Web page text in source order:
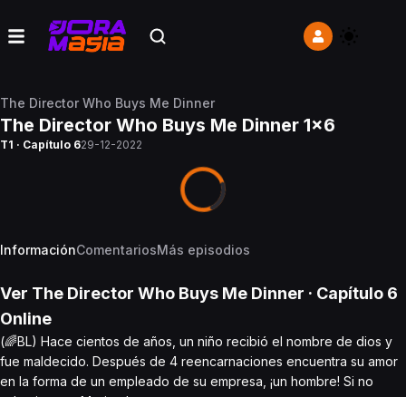
The Director Who Buys Me Dinner
The Director Who Buys Me Dinner 1x6
T1 · Capítulo 629-12-2022
InformaciónComentariosMás episodios
Ver The Director Who Buys Me Dinner · Capítulo 6
Online
(🌈BL) Hace cientos de años, un niño recibió el nombre de dios y
fue maldecido. Después de 4 reencarnaciones encuentra su amor
en la forma de un empleado de su empresa, ¡un hombre! Si no